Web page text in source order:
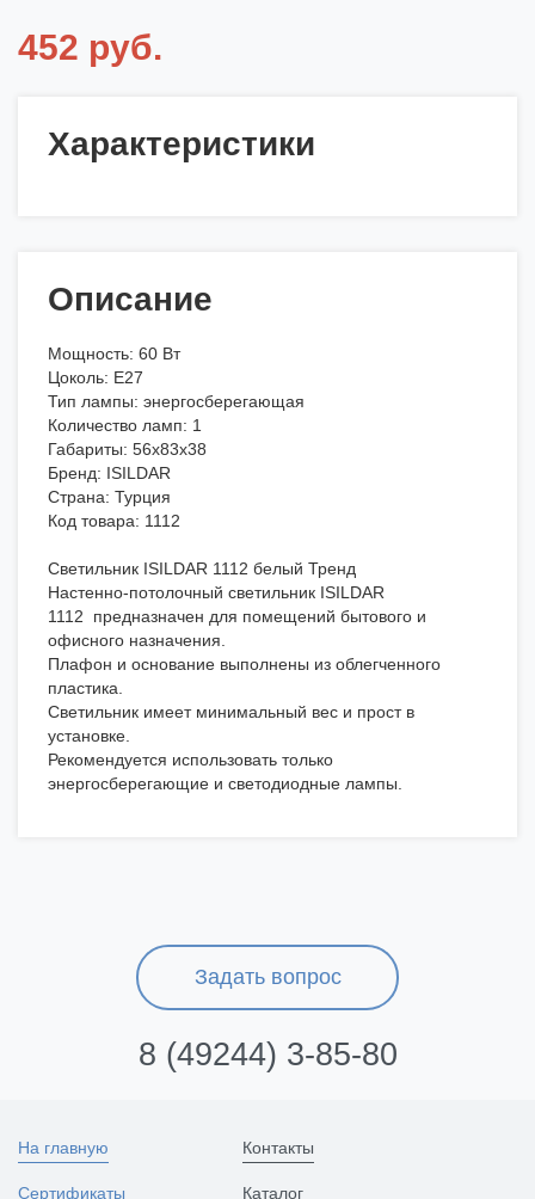
452 руб.
Характеристики
Описание
Мощность: 60 Вт
Цоколь: E27
Тип лампы: энергосберегающая
Количество ламп: 1
Габариты: 56x83x38
Бренд: ISILDAR
Страна: Турция
Код товара: 1112
Светильник ISILDAR 1112 белый Тренд
Настенно-потолочный светильник ISILDAR
1112 предназначен для помещений бытового и
офисного назначения.
Плафон и основание выполнены из облегченного
пластика.
Светильник имеет минимальный вес и прост в
установке.
Рекомендуется использовать только
энергосберегающие и светодиодные лампы.
Задать вопрос
8 (49244) 3-85-80
На главную
Сертификаты
Контакты
Каталог